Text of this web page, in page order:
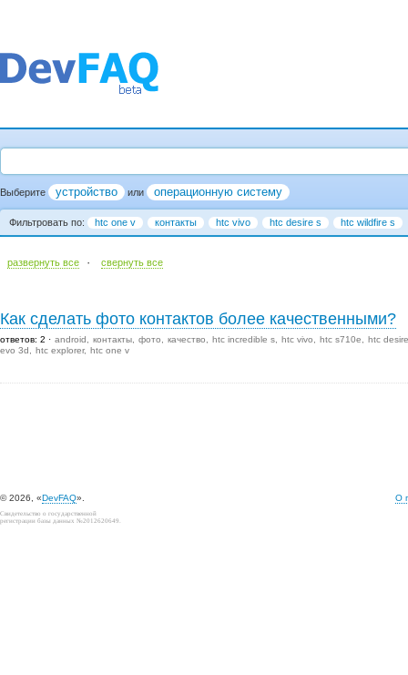
Выберите устройство или операционную систему
Фильтровать по: htc one v контакты htc vivo htc desire s htc wildfire s
развернуть все · cвернуть все
Как сделать фото контактов более качественными?
ответов: 2 android контакты фото качество htc incredible s htc vivo htc s710e
htc
evo 3d
htc explorer htc one v
© 2026, «DevFAQ». О
Свидетельство о государственной
регистрации базы данных №2012620649.